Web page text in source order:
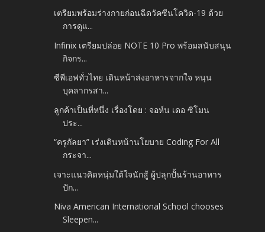
เตรียมพร้อมร่างกายก่อนฉีดวัคซีนโควิด-19 ด้วย
การดูแ...
Infinix เตรียมปล่อย NOTE 10 Pro พร้อมสนับสนุน
กิจกร...
ซีพีเอฟทั่วไทย เดินหน้าส่งอาหารจากใจ หนุน
บุคลากรสา...
ลูกค้าเป็นที่หนึ่ง เรื่องโดย : จอห์น เดอ ซิโมน
ประ...
“ครูกัลยา” เร่งเดินหน้านโยบาย Coding For All
กระจา...
เจาะแนวคิดหนุ่มใต้ใจนักสู้ ผู้ปลุกปั้นร้านอาหาร
ปัก...
Niva American International School chooses
Sleepen...